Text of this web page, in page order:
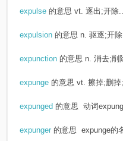
expulse 的意思 vt. 逐出;开除
expulsion 的意思 n. 驱逐;开
expunction 的意思 n. 消去;削
expunge 的意思 vt. 擦掉;删掉
expunged 的意思 动词
expunger 的意思 expunge的